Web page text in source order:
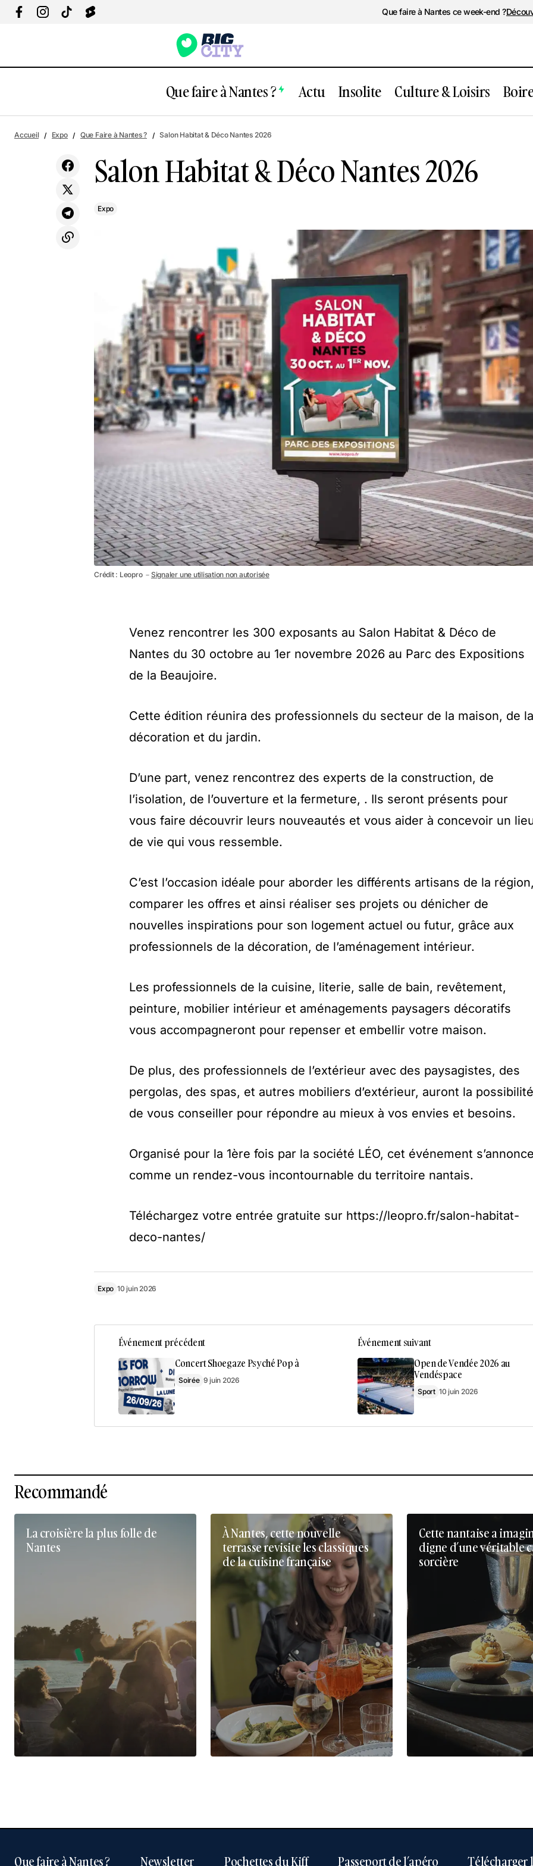
Que faire à Nantes ce week-end ?
Que faire à Nantes ? Actu Insolite Culture & Loisirs
Tour de Chantenay
Accueil Expo Que Faire à Nantes ? Salon Habitat & Déco Nantes 2026
Salon Habitat & Déco Nantes 2026
Expo
Crédit : Leopro － Signaler une utilisation non autorisée
Venez rencontrer les 300 exposants au Salon Habitat & Déco de
Nantes du 30 octobre au 1er novembre 2026 au Parc des Expositions
de la Beaujoire.
Cette édition réunira des professionnels du secteur de la maison, de la
décoration et du jardin.
D’une part, venez rencontrez des experts de la construction, de
l’isolation, de l’ouverture et la fermeture, . Ils seront présents pour
vous faire découvrir leurs nouveautés et vous aider à concevoir un
de vie qui vous ressemble.
C’est l’occasion idéale pour aborder les différents artisans de la
comparer les offres et ainsi réaliser ses projets ou dénicher de
nouvelles inspirations pour son logement actuel ou futur, grâce aux
professionnels de la décoration, de l’aménagement intérieur.
Les professionnels de la cuisine, literie, salle de bain, revêtement,
peinture, mobilier intérieur et aménagements paysagers décoratifs
vous accompagneront pour repenser et embellir votre maison.
De plus, des professionnels de l’extérieur avec des paysagistes, des
pergolas, des spas, et autres mobiliers d’extérieur, auront la possibilité
de vous conseiller pour répondre au mieux à vos envies et besoins.
Organisé pour la 1ère fois par la société LÉO, cet événement
comme un rendez-vous incontournable du territoire nantais.
Téléchargez votre entrée gratuite sur https://leopro.fr/salon-habitat-
deco-nantes/
Expo 10 juin 2026
Événement précédent
Concert Shoegaze Psyché Pop à
Soirée 9 juin 2026
Événement suivant
Open de Vendée 2026 au
Vendéspace
Sport 10 juin 2026
Recommandé
La croisière la plus folle de
Nantes
À Nantes, cette nouvelle
terrasse revisite les classiques
de la cuisine française
Cette nantaise a
digne d’une véritable
sorcière
Que faire à Nantes ? Newsletter Pochettes du Kiff Passeport de l’apéro Télécharger